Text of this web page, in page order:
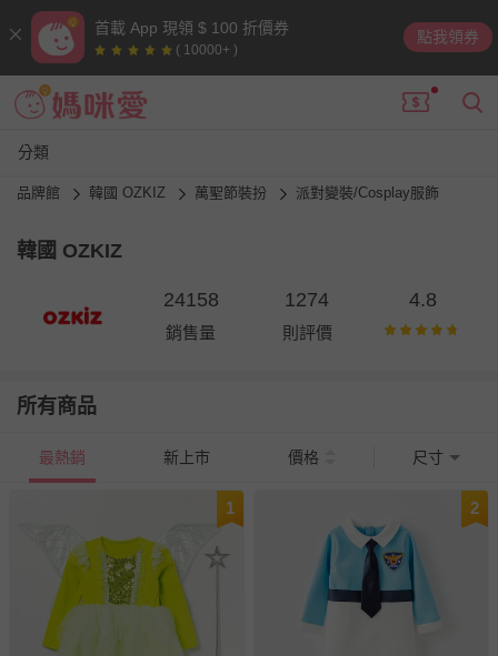
首載 App 現領 $ 100 折價券
( 10000+ )
點我領券
分類
品牌館 韓國 OZKIZ 萬聖節裝扮 派對變裝/Cosplay服飾
韓國 OZKIZ
24158
銷售量
1274
則評價
4.8
所有商品
最熱銷 新上市 價格 尺寸
1 2